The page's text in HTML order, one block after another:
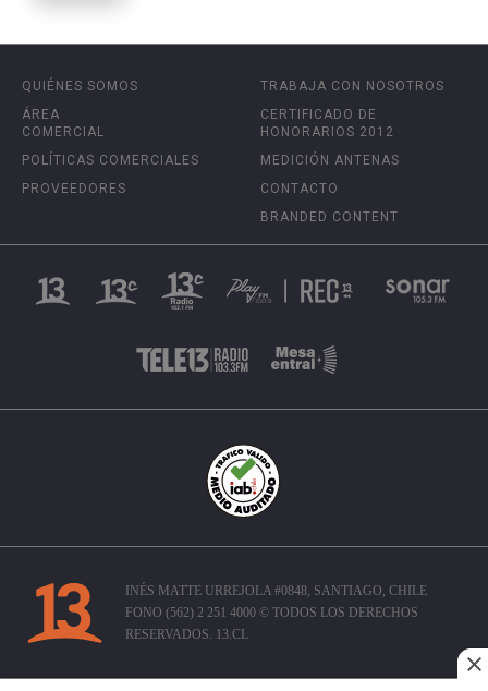
QUIÉNES SOMOS
ÁREA
COMERCIAL
POLÍTICAS COMERCIALES
PROVEEDORES
TRABAJA CON NOSOTROS
CERTIFICADO DE
HONORARIOS 2012
MEDICIÓN ANTENAS
CONTACTO
BRANDED CONTENT
INÉS MATTE URREJOLA #0848, SANTIAGO, CHILE
FONO (562) 2 251 4000 © TODOS LOS DERECHOS
RESERVADOS. 13.CL